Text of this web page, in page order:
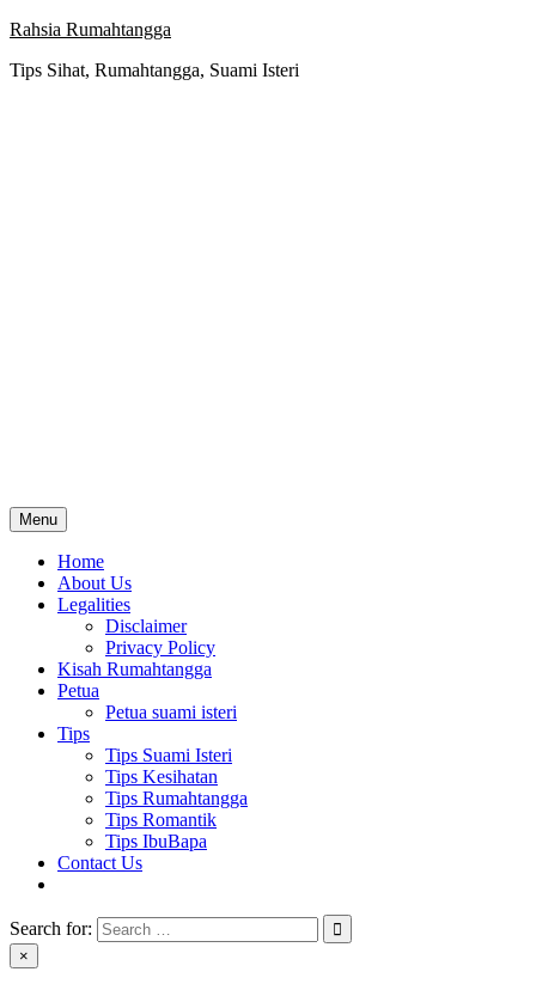
Skip
content
Rahsia Rumahtangga
Tips Sihat, Rumahtangga, Suami Isteri
Menu
Home
About Us
Legalities
Disclaimer
Privacy Policy
Kisah Rumahtangga
Petua
Petua suami isteri
Tips
Tips Suami Isteri
Tips Kesihatan
Tips Rumahtangga
Tips Romantik
Tips IbuBapa
Contact Us
Search for:
×